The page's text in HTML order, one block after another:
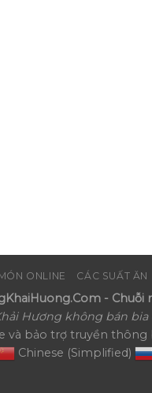
ONLINE CÁC SUẤT ĂN
- Chuỗi
Hương không bán
và bảo trợ truyền
Chinese (Simplified)